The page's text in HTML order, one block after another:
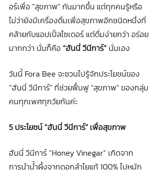
อร์เพื่อ "สุขภาพ" กันมากขึ้น แต่ทุกคนรู้หรือ
ไม่ว่ายังมีเครื่องดื่มเพื่อสุขภาพอีกชนิดหนึ่งที่
คล้ายกับแอปเปิ้ลไซเดอร์ แต่ดื่มง่ายกว่า อร่อย
มากกว่า นั่นก็คือ “ฮันนี่ วีนีการ์” นั่นเอง
วันนี้ Fora Bee จะชวนไปรู้จักประโยชน์ของ
“ฮันนี่ วีนีการ์" ที่ช่วยฟื้นฟู "สุขภาพ" ของกลุ่ม
คนทุกเพศทุกวัยกันค่ะ
5 ประโยชน์ “ฮันนี่ วีนีการ์" เพื่อสุขภาพ
ฮันนี่ วีนีการ์ “Honey Vinegar” เกิดจาก
การนำน้ำผึ้งจากดอกลำไยแท้ 100% ไปหมัก